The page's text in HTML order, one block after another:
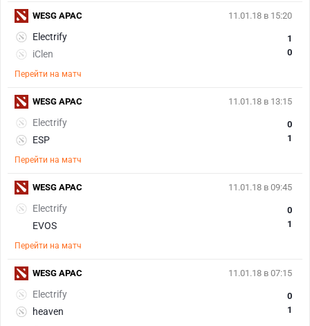
11.01.18 в 15:20
Electrify
iClen
1
0
Перейти на матч
WESG APAC
11.01.18 в 13:15
Electrify
ESP
0
1
Перейти на матч
WESG APAC
11.01.18 в 09:45
Electrify
EVOS
0
1
Перейти на матч
WESG APAC
11.01.18 в 07:15
Electrify
heaven
0
1
WESG APAC